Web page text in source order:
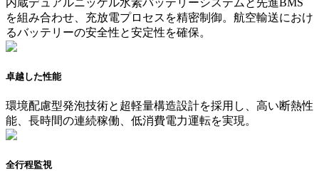
を組み合わせ、充放電プロセスを精密制御。航空輸送におけ
るバッテリーの安全性と安定性を確保。
卓越した性能
環境配慮型発泡技術と超軽量構造設計を採用し、高い断熱性
能、長時間の連続稼働、低消費電力運転を実現。
全行程監視